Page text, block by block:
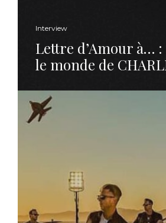
Interview
Lettre d’Amour à…
le monde de